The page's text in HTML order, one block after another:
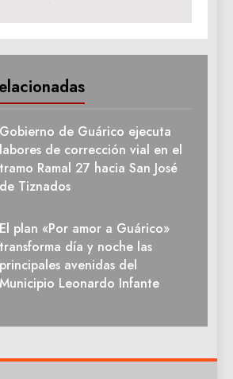
Gobierno de Guárico ejecuta
labores de corrección vial en el
tramo Ramal 27 hacia San José
de Tiznados
El plan «Por amor a Guárico»
transforma día y noche las
principales avenidas del
Municipio Leonardo Infante